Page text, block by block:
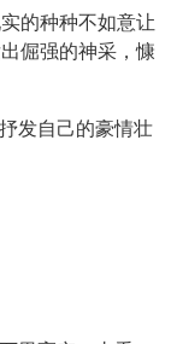
的种种不如意让
倔强的神采，慷
发自己的豪情壮